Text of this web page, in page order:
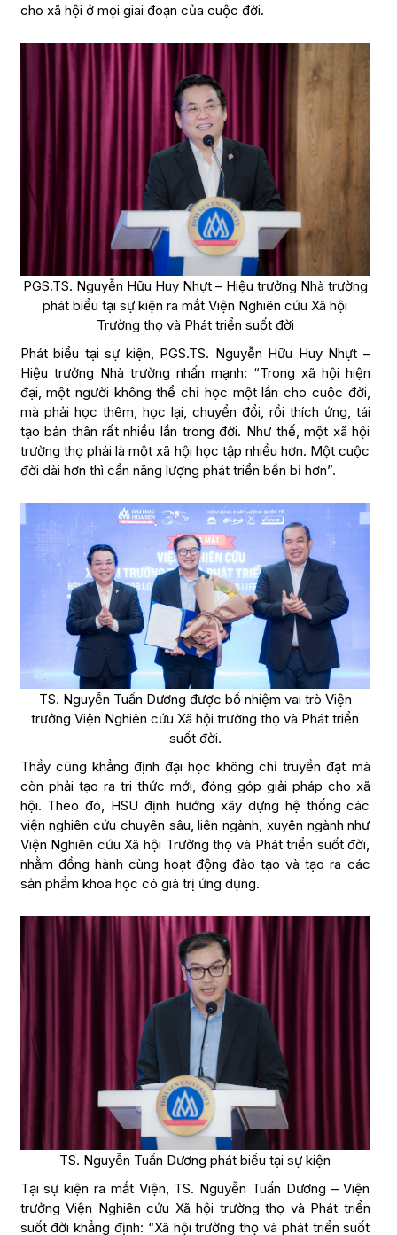
cho xã hội ở mọi giai đoạn của cuộc đời.
PGS.TS. Nguyễn Hữu Huy Nhựt – Hiệu trưởng Nhà trường
phát biểu tại sự kiện ra mắt Viện Nghiên cứu Xã hội
Trường thọ và Phát triển suốt đời
Phát biểu tại sự kiện, PGS.TS. Nguyễn Hữu Huy Nhựt –
Hiệu trưởng Nhà trường nhấn mạnh: “Trong xã hội hiện
đại, một người không thể chỉ học một lần cho cuộc đời,
mà phải học thêm, học lại, chuyển đổi, rồi thích ứng, tái
tạo bản thân rất nhiều lần trong đời. Như thế, một xã hội
trường thọ phải là một xã hội học tập nhiều hơn. Một cuộc
đời dài hơn thì cần năng lượng phát triển bền bỉ hơn”.
TS. Nguyễn Tuấn Dương được bổ nhiệm vai trò Viện
trưởng Viện Nghiên cứu Xã hội trường thọ và Phát triển
suốt đời.
Thầy cũng khẳng định đại học không chỉ truyền đạt mà
còn phải tạo ra tri thức mới, đóng góp giải pháp cho xã
hội. Theo đó, HSU định hướng xây dựng hệ thống các
viện nghiên cứu chuyên sâu, liên ngành, xuyên ngành như
Viện Nghiên cứu Xã hội Trường thọ và Phát triển suốt đời,
nhằm đồng hành cùng hoạt động đào tạo và tạo ra các
sản phẩm khoa học có giá trị ứng dụng.
TS. Nguyễn Tuấn Dương phát biểu tại sự kiện
Tại sự kiện ra mắt Viện, TS. Nguyễn Tuấn Dương – Viện
trưởng Viện Nghiên cứu Xã hội trường thọ và Phát triển
suốt đời khẳng định: “Xã hội trường thọ và phát triển suốt